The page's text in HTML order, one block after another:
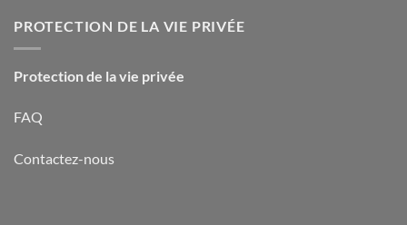
PROTECTION DE LA VIE PRIVÉE
Protection de la vie privée
FAQ
Contactez-nous